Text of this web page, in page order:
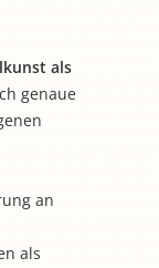
als
genaue
an
als